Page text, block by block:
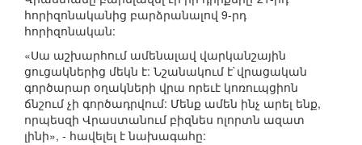
հորիզոնականից բարձրանալով 9-րդ
հորիզոնական:
«Սա աշխարհում ամենալավ վարկանշային
ցուցակներից մեկն է: Նշանակում է`վրացական
գործարար օղակների վրա որեւէ կոռուպցիոն
ճնշում չի գործադրվում: Մենք ամեն ինչ արել ենք,
որպեսզի Վրաստանում բիզնես ոլորտն ազատ
լինի», - հավելել է նախագահը: